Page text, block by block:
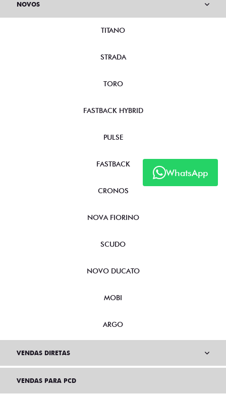
WhatsApp
NOVOS
TITANO
STRADA
TORO
FASTBACK HYBRID
PULSE
FASTBACK
CRONOS
NOVA FIORINO
SCUDO
NOVO DUCATO
MOBI
ARGO
VENDAS DIRETAS
VENDAS PARA PCD